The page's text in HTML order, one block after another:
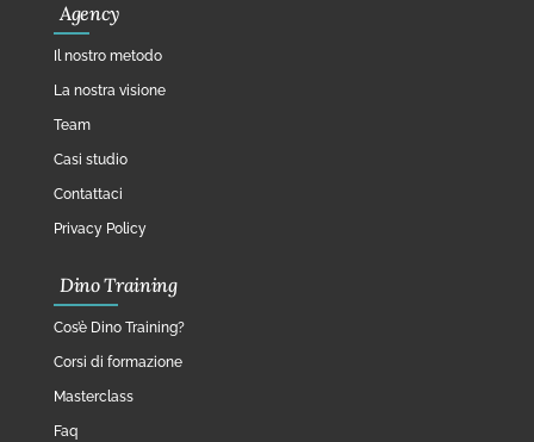
Agency
Il nostro metodo
La nostra visione
Team
Casi studio
Contattaci
Privacy Policy
Dino Training
Cos’è Dino Training?
Corsi di formazione
Masterclass
Faq